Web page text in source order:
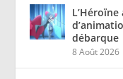
débarque
8 Août 2026